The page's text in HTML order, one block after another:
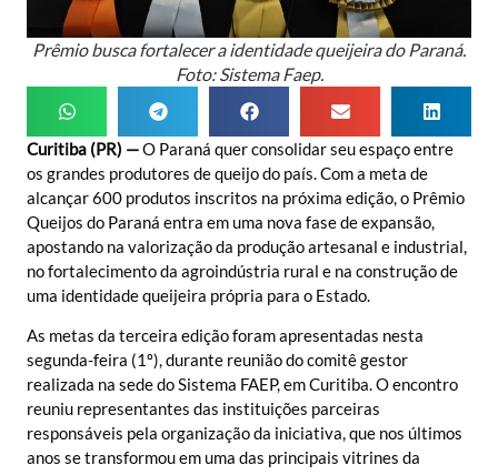
Prêmio busca fortalecer a identidade queijeira do Paraná.
Foto: Sistema Faep.
Curitiba (PR) —O Paraná quer consolidar seu espaço entre
os grandes produtores de queijo do país. Com a meta de
alcançar 600 produtos inscritos na próxima edição, o Prêmio
Queijos do Paraná entra em uma nova fase de expansão,
apostando na valorização da produção artesanal e industrial,
no fortalecimento da agroindústria rural e na construção de
uma identidade queijeira própria para o Estado.
As metas da terceira edição foram apresentadas nesta
segunda-feira (1º), durante reunião do comitê gestor
realizada na sede do Sistema FAEP, em Curitiba. O encontro
reuniu representantes das instituições parceiras
responsáveis pela organização da iniciativa, que nos últimos
anos se transformou em uma das principais vitrines da